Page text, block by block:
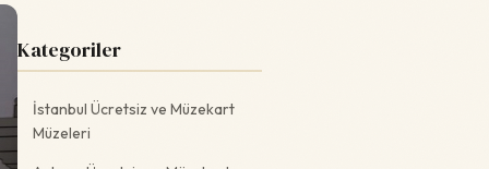
Kategoriler
İstanbul Ücretsiz ve Müzekart
Müzeleri